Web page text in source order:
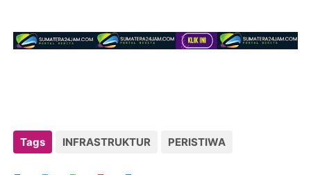
Tags INFRASTRUKTUR PERISTIWA